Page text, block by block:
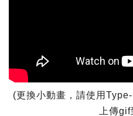
(更換小動畫，請使用
上傳